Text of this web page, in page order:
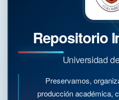
Repositorio
Universidad
Preservamos,
producción académica,